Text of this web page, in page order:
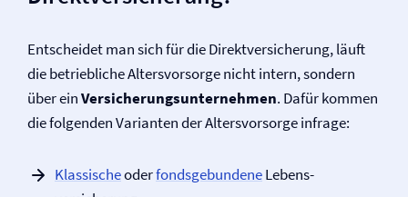
Entscheidet man sich für die Direkt­versicherung, läuft
die betriebliche Altersvorsorge nicht intern, sondern
über einVersicherungs­unternehmen. Dafür kommen
die folgenden Varianten der Altersvorsorge infrage:
KlassischeoderfondsgebundeneLebens­